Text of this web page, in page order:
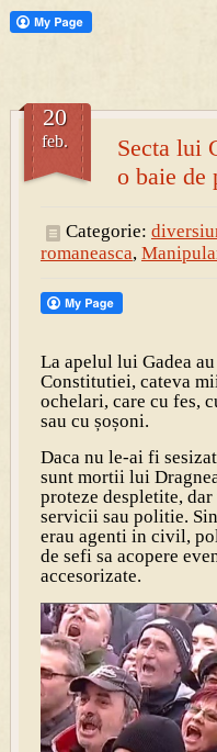
Secta lui
o baie de
20
feb.
Categorie:
romaneasca,
La apelul lui Gadea
Constitutiei, cateva
ochelari, care cu fes,
sau cu șoșoni.
Daca nu le-ai fi
sunt mortii lui
proteze despletite,
servicii sau politie.
erau agenti in civil,
de sefi sa acopere
accesorizate.